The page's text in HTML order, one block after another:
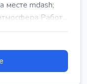
mdash;
Работ...